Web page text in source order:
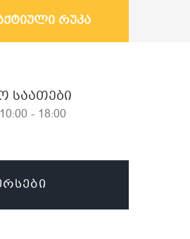
რუკა
ᲡᲐᲐᲗᲔᲑᲘ
- 18:00